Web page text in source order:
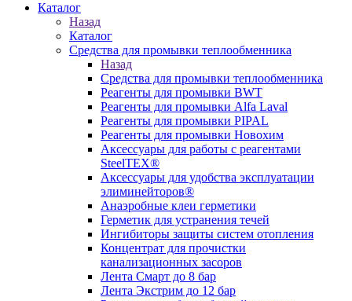
Каталог
Назад
Каталог
Средства для промывки теплообменника
Назад
Средства для промывки теплообменника
Реагенты для промывки BWT
Реагенты для промывки Alfa Laval
Реагенты для промывки PIPAL
Реагенты для промывки Новохим
Аксессуары для работы с реагентами
SteelTEX®
Аксессуары для удобства эксплуатации
элиминейторов®
Анаэробные клеи герметики
Герметик для устранения течей
Ингибиторы защиты систем отопления
Концентрат для прочистки
канализационных засоров
Лента Смарт до 8 бар
Лента Экстрим до 12 бар